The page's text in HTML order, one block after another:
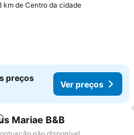
km de Centro da cidade
preços
Ver preços
aos favoritos
Mariae B&B
não disponível